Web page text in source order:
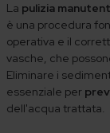
La pulizia
è una procedura
operativa e il
vasche, che
Eliminare i
essenziale per
dell'acqua trattata.